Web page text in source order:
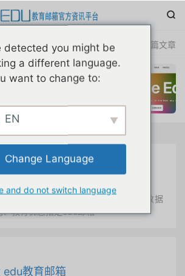

共 1 篇文章
证翻车
年活动风险提示公告
)
edu教育邮箱
定义用户名、终身使用、学术文献数据
、教育优惠指定edu邮箱
edu教育邮箱
detected you might be
a different language.
want to change to:
EN
Change Language
and do not switch language